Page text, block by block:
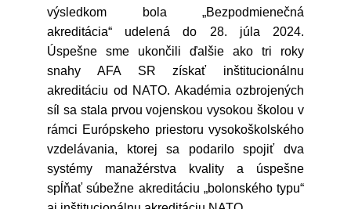
výsledkom bola „Bezpodmienečná
akreditácia“ udelená do 28. júla 2024.
Úspešne sme ukončili ďalšie ako tri roky
snahy AFA SR získať inštitucionálnu
akreditáciu od NATO. Akadémia ozbrojených
síl sa stala prvou vojenskou vysokou školou v
rámci Európskeho priestoru vysokoškolského
vzdelávania, ktorej sa podarilo spojiť dva
systémy manažérstva kvality a úspešne
spĺňať súbežne akreditáciu „bolonského typu“